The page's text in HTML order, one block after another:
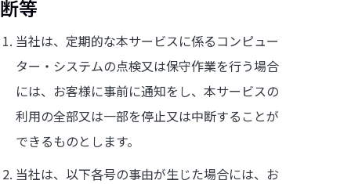
断等
当社は、定期的な本サービスに係るコンピュー
ター・システムの点検又は保守作業を行う場合
には、お客様に事前に通知をし、本サービスの
利用の全部又は一部を停止又は中断することが
できるものとします。
当社は、以下各号の事由が生じた場合には、お